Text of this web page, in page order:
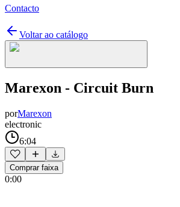
Contacto
Voltar ao catálogo
Marexon - Circuit Burn
porMarexon
electronic
6:04
Comprar faixa
0:00